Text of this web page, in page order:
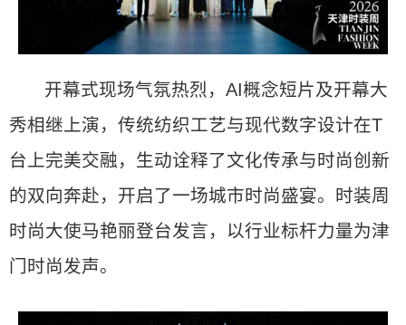
开幕式现场气氛热烈，AI概念短片及开幕大
秀相继上演，传统纺织工艺与现代数字设计在T
台上完美交融，生动诠释了文化传承与时尚创新
的双向奔赴，开启了一场城市时尚盛宴。时装周
时尚大使马艳丽登台发言，以行业标杆力量为津
门时尚发声。